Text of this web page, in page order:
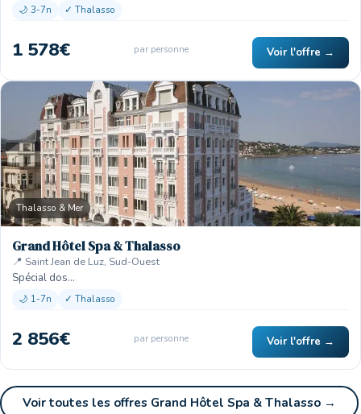
🌙 3-7n ✓ Thalasso
1 578€ par personne Voir l'offre →
Thalasso & Mer
Grand Hôtel Spa & Thalasso
📍 Saint Jean de Luz, Sud-Ouest
Spécial dos…
🌙 1-7n ✓ Thalasso
2 856€ par personne Voir l'offre →
Voir toutes les offres Grand Hôtel Spa & Thalasso →